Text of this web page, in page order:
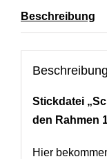
Beschreibung
Beschreibung
Stickdatei
den Rahmen
Hier